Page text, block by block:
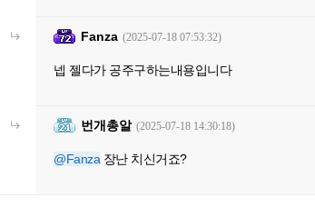
Fanza (2025-07-18 07:53:32)
넵 젤다가 공주구하는내용입니다
번개총알 (2025-07-18 14:30:18)
@Fanza장난 치신거죠?